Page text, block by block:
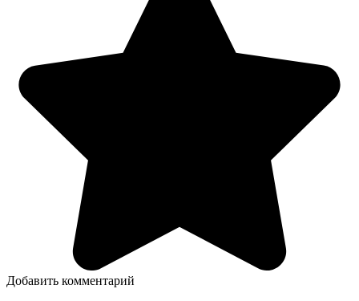
Добавить комментарий